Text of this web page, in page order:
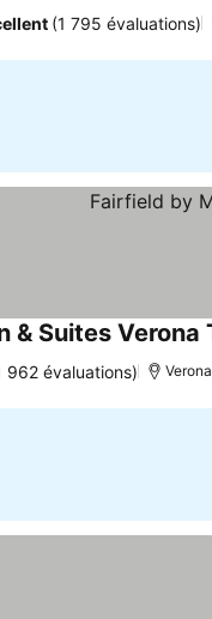
(1 795 évaluations)
Suites Verona
962 évaluations)